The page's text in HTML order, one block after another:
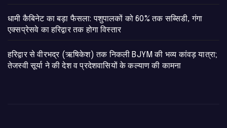
​धामी कैबिनेट का बड़ा फैसला: पशुपालकों को 60% तक सब्सिडी, गंगा
एक्सप्रेसवे का हरिद्वार तक होगा विस्तार
​हरिद्वार से वीरभद्र (ऋषिकेश) तक निकली BJYM की भव्य कांवड़ यात्रा;
तेजस्वी सूर्या ने की देश व प्रदेशवासियों के कल्याण की कामना